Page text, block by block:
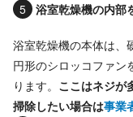
浴室乾燥機の内部
浴室乾燥機の本体は、
円形のシロッコファン
ります。 ここはネジが
掃除したい場合は事業